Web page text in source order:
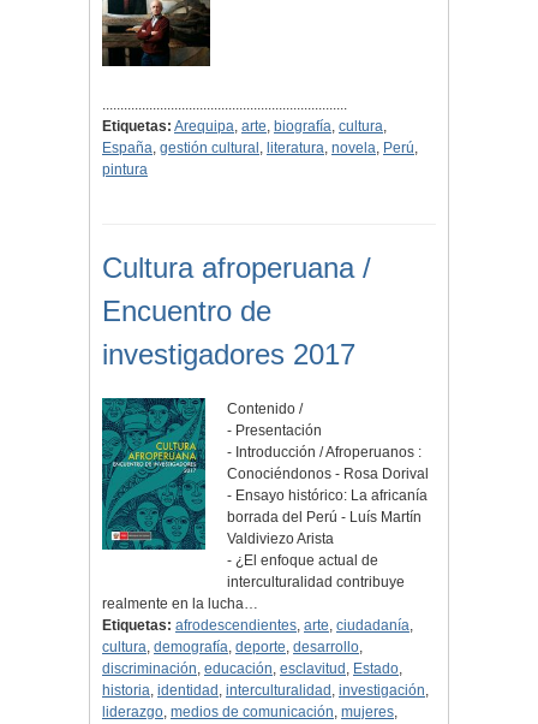
....................................................................
Etiquetas: Arequipa, arte, biografía, cultura,
España, gestión cultural , literatura, novela, Perú,
pintura
Cultura afroperuana /
Encuentro de
investigadores 2017
Contenido /
- Presentación
- Introducción / Afroperuanos :
Conociéndonos - Rosa Dorival
- Ensayo histórico: La africanía
borrada del Perú - Luís Martín
Valdiviezo Arista
- ¿El enfoque actual de
interculturalidad contribuye
realmente en la lucha…
Etiquetas: afrodescendientes, arte, ciudadanía,
cultura, demografía, deporte, desarrollo,
discriminación, educación, esclavitud , Estado,
historia, identidad , interculturalidad , investigación,
liderazgo, medios de comunicación, mujeres,